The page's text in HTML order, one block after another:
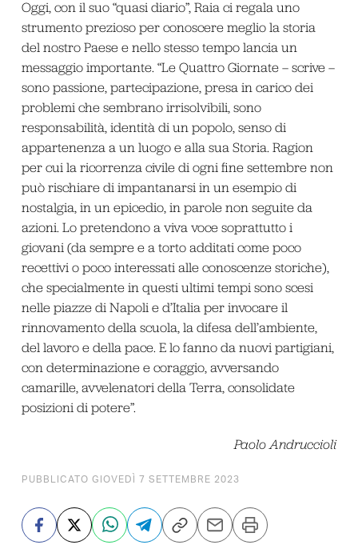
Oggi, con il suo “quasi diario”, Raia ci regala uno
strumento prezioso per conoscere meglio la storia
del nostro Paese e nello stesso tempo lancia un
messaggio importante. “Le Quattro Giornate – scrive –
sono passione, partecipazione, presa in carico dei
problemi che sembrano irrisolvibili, sono
responsabilità, identità di un popolo, senso di
appartenenza a un luogo e alla sua Storia. Ragion
per cui la ricorrenza civile di ogni fine settembre non
può rischiare di impantanarsi in un esempio di
nostalgia, in un epicedio, in parole non seguite da
azioni. Lo pretendono a viva voce soprattutto i
giovani (da sempre e a torto additati come poco
recettivi o poco interessati alle conoscenze storiche),
che specialmente in questi ultimi tempi sono scesi
nelle piazze di Napoli e d’Italia per invocare il
rinnovamento della scuola, la difesa dell’ambiente,
del lavoro e della pace. E lo fanno da nuovi partigiani,
con determinazione e coraggio, avversando
camarille, avvelenatori della Terra, consolidate
posizioni di potere”.
Paolo Andruccioli
PUBBLICATO GIOVEDÌ 7 SETTEMBRE 2023